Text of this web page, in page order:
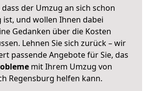
der Umzug an sich schon
ist, und wollen Ihnen dabei
Gedanken über die Kosten
Lehnen Sie sich zurück – wir
passende Angebote für Sie, das
mit Ihrem Umzug von
Regensburg helfen kann.